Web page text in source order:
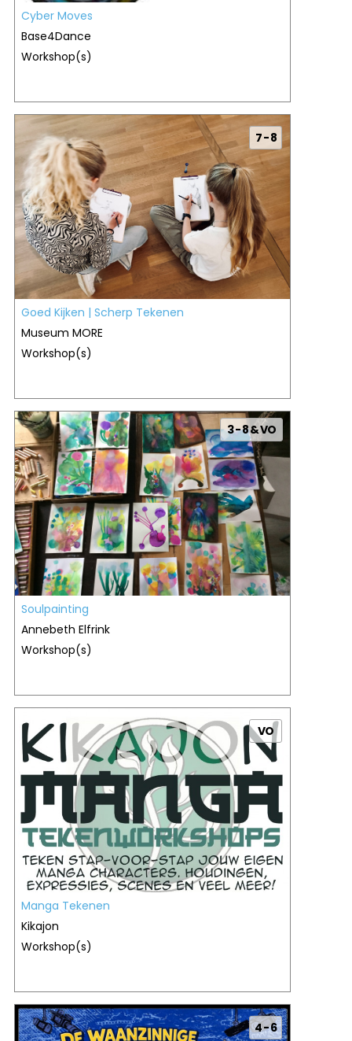
Cyber Moves
Base4Dance
Workshop(s)
7 - 8
Goed Kijken | Scherp Tekenen
Museum MORE
Workshop(s)
3 - 8 & VO
Soulpainting
Annebeth Elfrink
Workshop(s)
VO
Manga Tekenen
Kikajon
Workshop(s)
4 - 6